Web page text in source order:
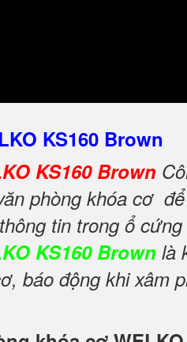
KS160 Brown
KS160 Brown
phòng khóa cơ
tin trong ổ
KS160 Brown là
báo động khi xâm